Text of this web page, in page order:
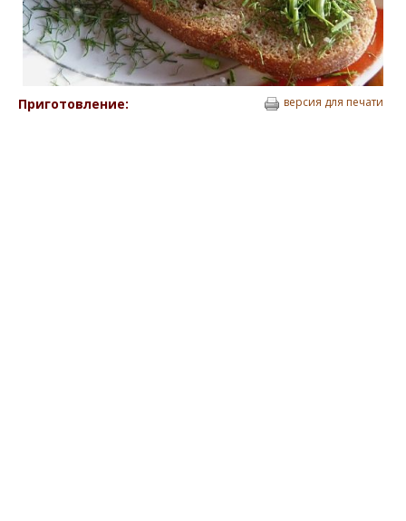
Приготовление: версия для печати